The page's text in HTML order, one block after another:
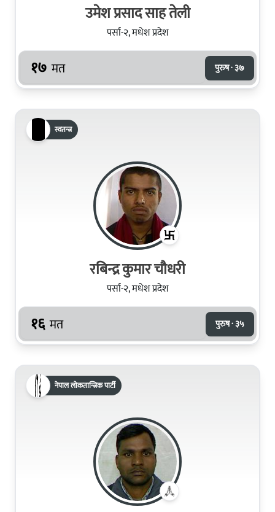
उमेश प्रसाद साह तेली
पर्सा-२, मधेश प्रदेश
१७ मत पुरुष · ३७
स्वतन्त्र
रबिन्द्र कुमार चौधरी
पर्सा-२, मधेश प्रदेश
१६ मत पुरुष · ३५
नेपाल लोकतान्त्रिक पार्टी